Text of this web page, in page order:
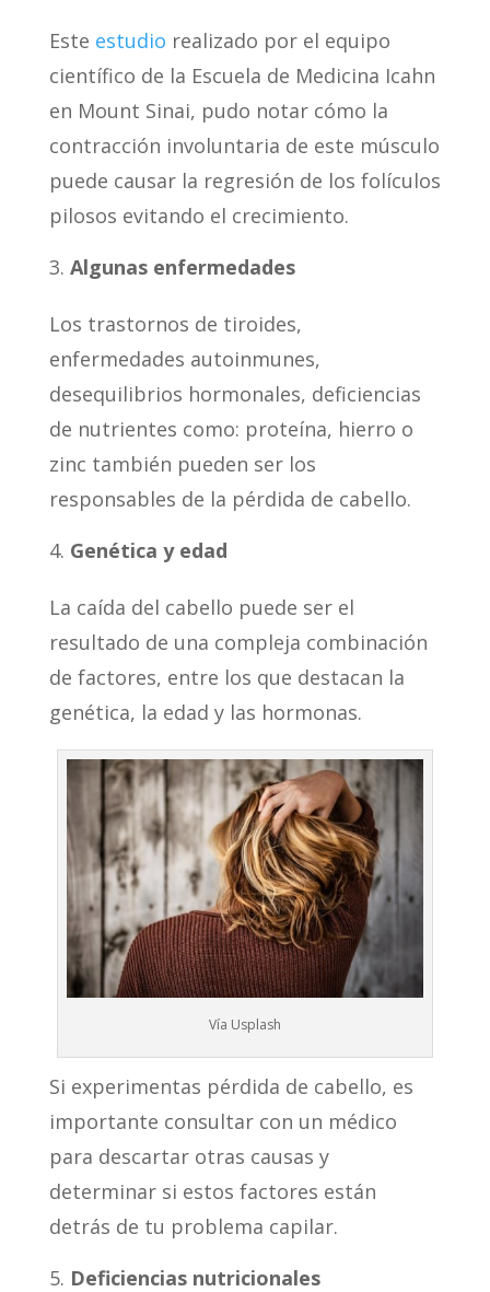
Este estudio realizado por el equipo
científico de la Escuela de Medicina Icahn
en Mount Sinai, pudo notar cómo la
contracción involuntaria de este músculo
puede causar la regresión de los folículos
pilosos evitando el crecimiento.
Algunas enfermedades
Los trastornos de tiroides,
enfermedades autoinmunes,
desequilibrios hormonales, deficiencias
de nutrientes como: proteína, hierro o
zinc también pueden ser los
responsables de la pérdida de cabello.
Genética y edad
La caída del cabello puede ser el
resultado de una compleja combinación
de factores, entre los que destacan la
genética, la edad y las hormonas.
Vía Usplash
Si experimentas pérdida de cabello, es
importante consultar con un médico
para descartar otras causas y
determinar si estos factores están
detrás de tu problema capilar.
Deficiencias nutricionales